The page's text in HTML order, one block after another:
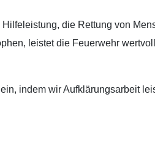
die Rettung von
leistet die Feuerwehr
indem wir Aufklärungsarbeit